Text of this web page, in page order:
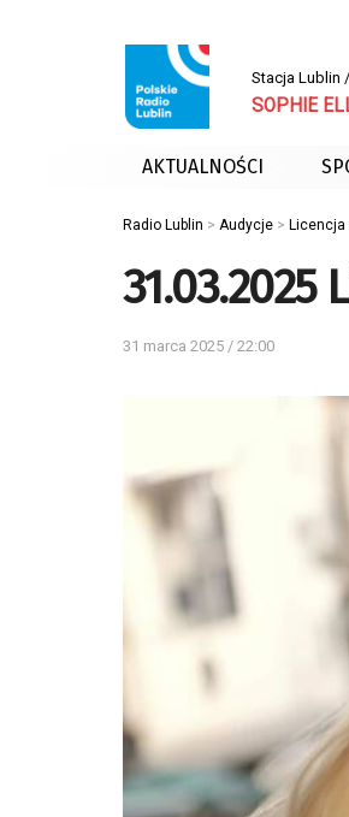
Stacja Lublin
SOPHIE
AKTUALNOŚCI
Radio Lublin > Audycje >
31.03.2025
31 marca 2025 / 22:00